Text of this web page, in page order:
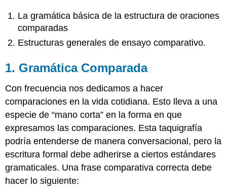
La gramática básica de la estructura de oraciones
comparadas
Estructuras generales de ensayo comparativo.
1. Gramática Comparada
Con frecuencia nos dedicamos a hacer
comparaciones en la vida cotidiana. Esto lleva a una
especie de “mano corta” en la forma en que
expresamos las comparaciones. Esta taquigrafía
podría entenderse de manera conversacional, pero la
escritura formal debe adherirse a ciertos estándares
gramaticales. Una frase comparativa correcta debe
hacer lo siguiente: